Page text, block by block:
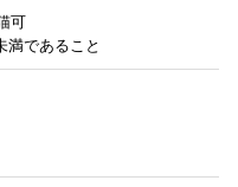
可
満であること